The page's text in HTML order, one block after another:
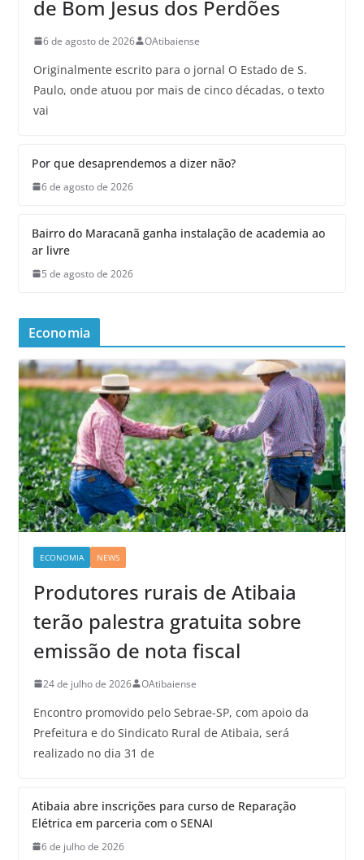
de Bom Jesus dos Perdões
6 de agosto de 2026 OAtibaiense
Originalmente escrito para o jornal O Estado de S.
Paulo, onde atuou por mais de cinco décadas, o texto
vai
Por que desaprendemos a dizer não?
6 de agosto de 2026
Bairro do Maracanã ganha instalação de academia ao
ar livre
5 de agosto de 2026
Economia
ECONOMIA NEWS
Produtores rurais de Atibaia
terão palestra gratuita sobre
emissão de nota fiscal
24 de julho de 2026 OAtibaiense
Encontro promovido pelo Sebrae-SP, com apoio da
Prefeitura e do Sindicato Rural de Atibaia, será
realizado no dia 31 de
Atibaia abre inscrições para curso de Reparação
Elétrica em parceria com o SENAI
6 de julho de 2026